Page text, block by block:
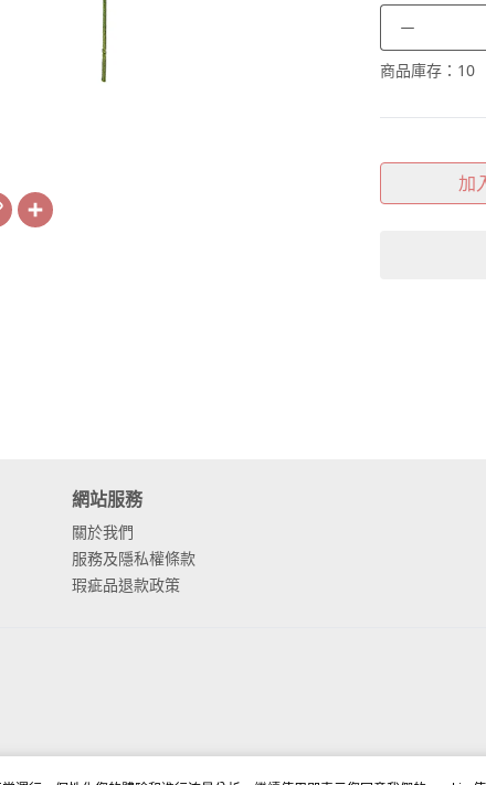
Copy
Link
－
商品庫存： 10
加
網站服務
關於我們
服務及隱私權條款
瑕疵品退款政策